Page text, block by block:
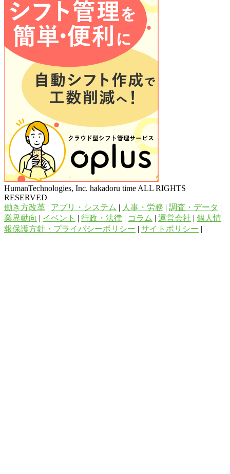
HumanTechnologies, Inc. hakadoru time ALL RIGHTS
RESERVED
働き方改革 | アプリ・システム | 人事・労務 | 調査・データ |
業界動向 | イベント | 行政・法律 | コラム | 運営会社 | 個人情
報保護方針・プライバシーポリシー | サイトポリシー |